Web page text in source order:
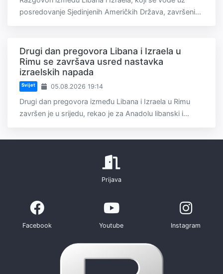
posredovanje Sjedinjenih Američkih Država, završeni...
Drugi dan pregovora Libana i Izraela u
Rimu se završava usred nastavka
izraelskih napada
Svijet 05.08.2026 19:14
Drugi dan pregovora između Libana i Izraela u Rimu
završen je u srijedu, rekao je za Anadolu libanski i...
Prijava
Facebook Youtube Instagram